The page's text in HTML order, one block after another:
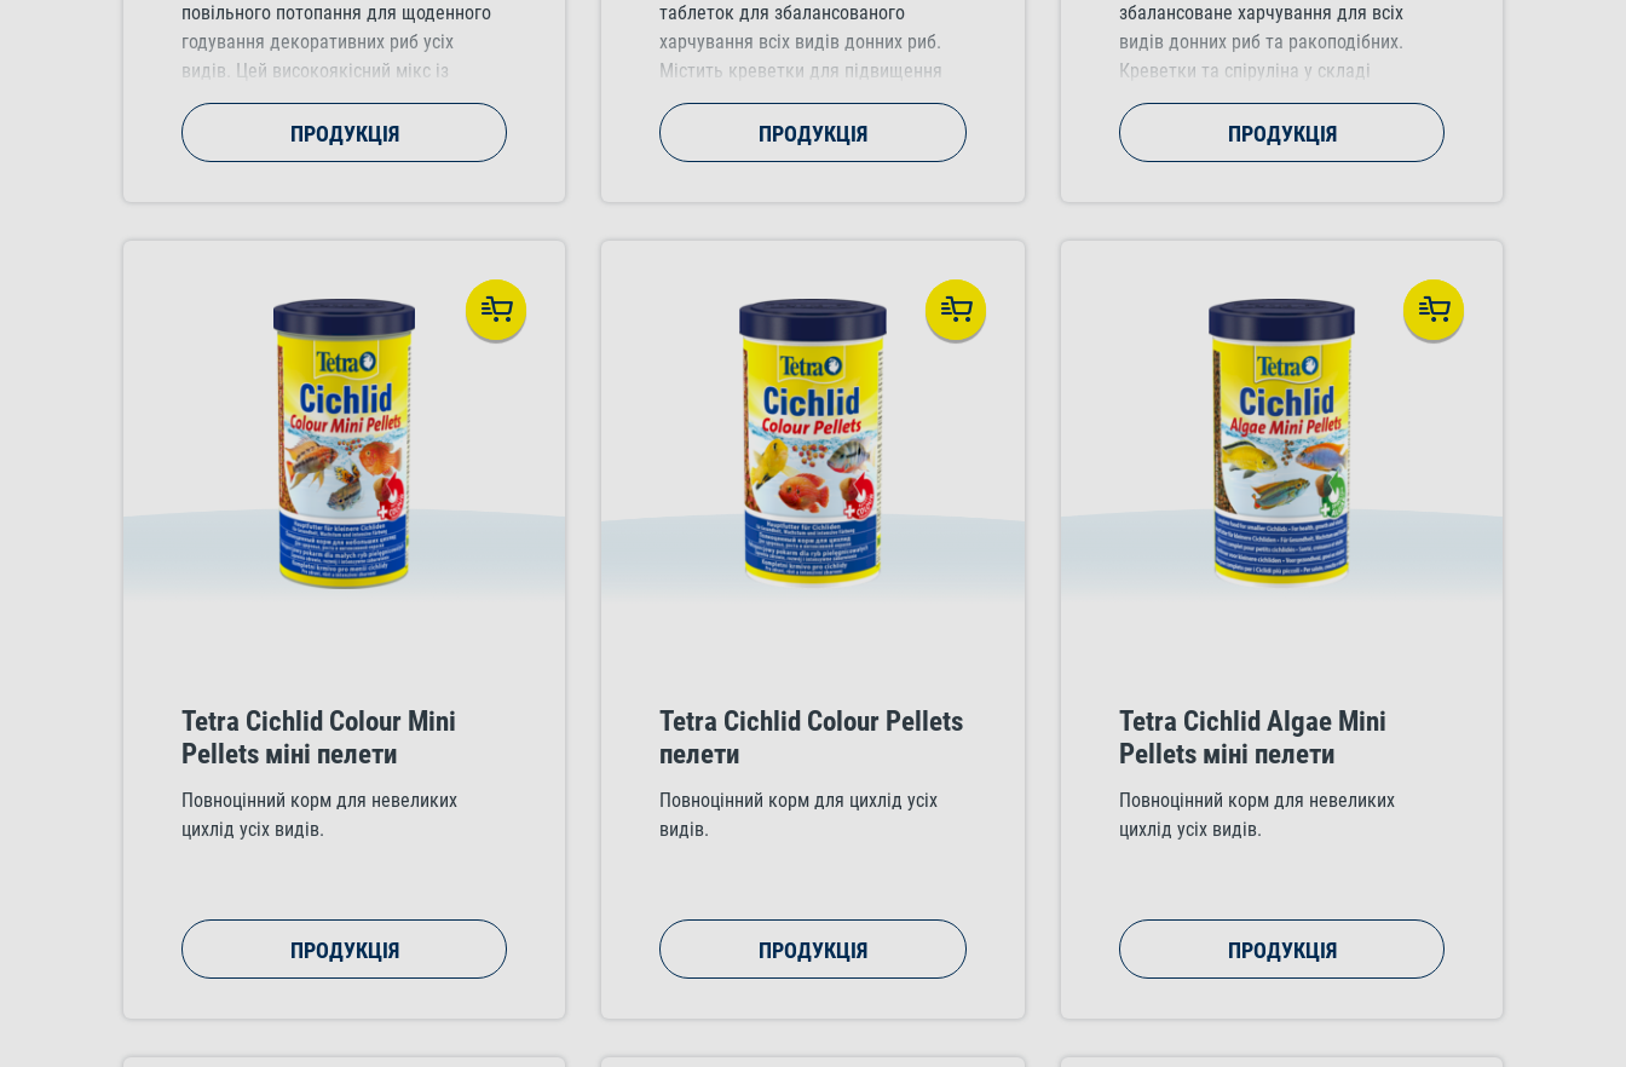
повільного потопання для щоденного
годування декоративних риб усіх
видів. Цей високоякісний мікс із
натуральними інгредієнтами,
посилювачами кольору, що
підвищують яскравість забарвлення
ПРОДУКЦІЯ
таблеток для збалансованого
харчування всіх видів донних риб.
Містить креветки для підвищення
апетиту
ПРОДУКЦІЯ
збалансоване харчування для всіх
видів донних риб та ракоподібних.
Креветки та спіруліна у складі
забезпечують найкращу харчову
поживність.
ПРОДУКЦІЯ
Tetra Cichlid Colour Mini
Pellets міні пелети
Повноцінний корм для невеликих
цихлід усіх видів.
ПРОДУКЦІЯ
Tetra Cichlid Colour Pellets
пелети
Повноцінний корм для цихлід усіх
видів.
ПРОДУКЦІЯ
Tetra Cichlid Algae Mini
Pellets міні пелети
Повноцінний корм для невеликих
цихлід усіх видів.
ПРОДУКЦІЯ